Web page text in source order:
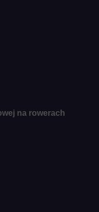
na rowerach